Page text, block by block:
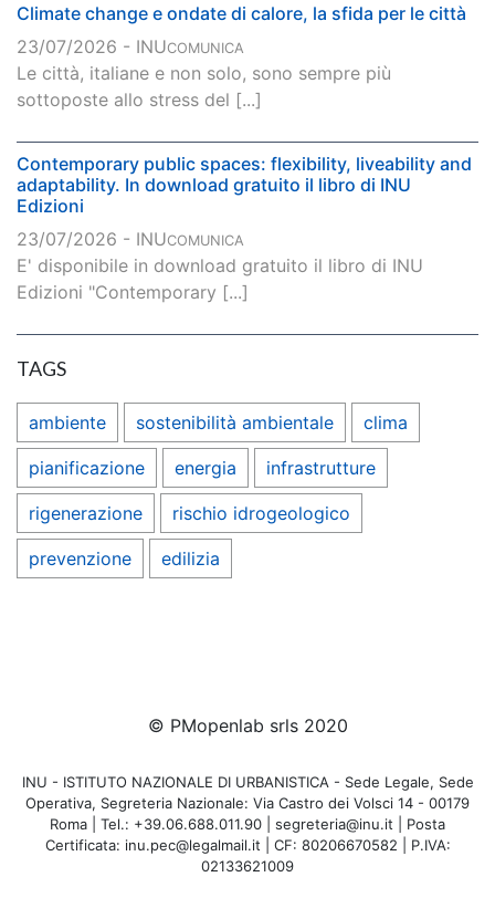
Climate change e ondate di calore, la sfida per le città
23/07/2026 - INUCOMUNICA
Le città, italiane e non solo, sono sempre più
sottoposte allo stress del [...]
Contemporary public spaces: flexibility, liveability and
adaptability. In download gratuito il libro di INU
Edizioni
23/07/2026 - INUCOMUNICA
E' disponibile in download gratuito il libro di INU
Edizioni "Contemporary [...]
TAGS
ambiente sostenibilità ambientale clima
pianificazione energia infrastrutture
rigenerazione rischio idrogeologico
prevenzione edilizia
© PMopenlab srls 2020
INU - ISTITUTO NAZIONALE DI URBANISTICA - Sede Legale, Sede
Operativa, Segreteria Nazionale: Via Castro dei Volsci 14 - 00179
Roma | Tel.: +39.06.688.011.90 | segreteria@inu.it | Posta
Certificata: inu.pec@legalmail.it | CF: 80206670582 | P.IVA:
02133621009